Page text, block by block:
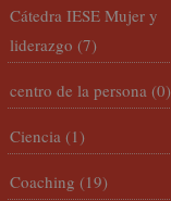
Cátedra IESE Mujer y
liderazgo (7)
centro de la persona (0)
Ciencia (1)
Coaching (19)